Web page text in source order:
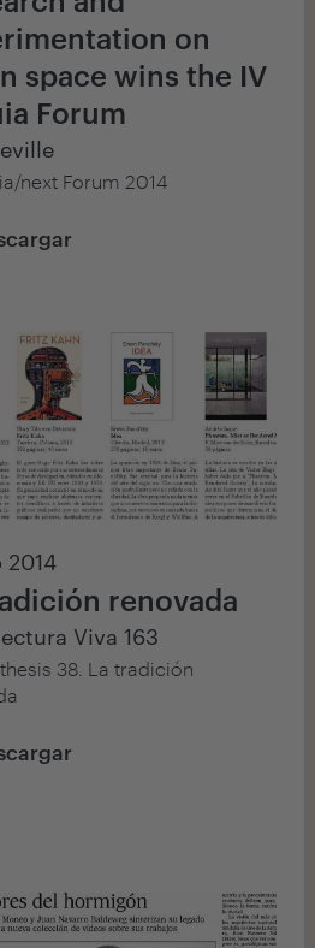
on
space wins the IV
Forum
next Forum 2014
2014
renovada
Viva 163
38. La tradición